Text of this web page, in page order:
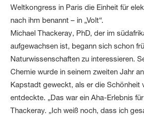
Weltkongress in Paris die Einheit für
nach ihm benannt – in „Volt“.
Michael Thackeray, PhD, der im
aufgewachsen ist, begann sich schon
Naturwissenschaften zu interessieren.
Chemie wurde in seinem zweiten Jahr
Kapstadt geweckt, als er die Schönheit
entdeckte. „Das war ein Aha-Erlebnis
Thackeray. „Ich weiß noch, dass ich